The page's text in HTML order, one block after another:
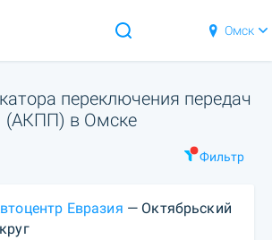
Омск
переключения передач
(АКПП) в Омске
Фильтр
Евразия — Октябрьский